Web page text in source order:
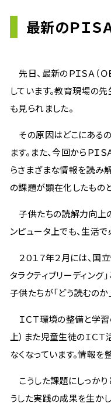
最新のＰＩＳ
先日、最新のＰＩＳＡ（
しています。教育現場の
も見られました。
その原因はどこにある
ます。また、今回からＰ
らさまざまな情報を読み
の課題が顕在化したもの
子供たちの読解力向上
ンピュータ上でも、生活
２０１７年２月には、国
タラクティブリーディン
子供たちが「どう読むの
ＩＣＴ環境の整備と学
上）また児童生徒のＩＣ
なくなっています。情報
こうした課題にしっかり
うした実践の成果を生か